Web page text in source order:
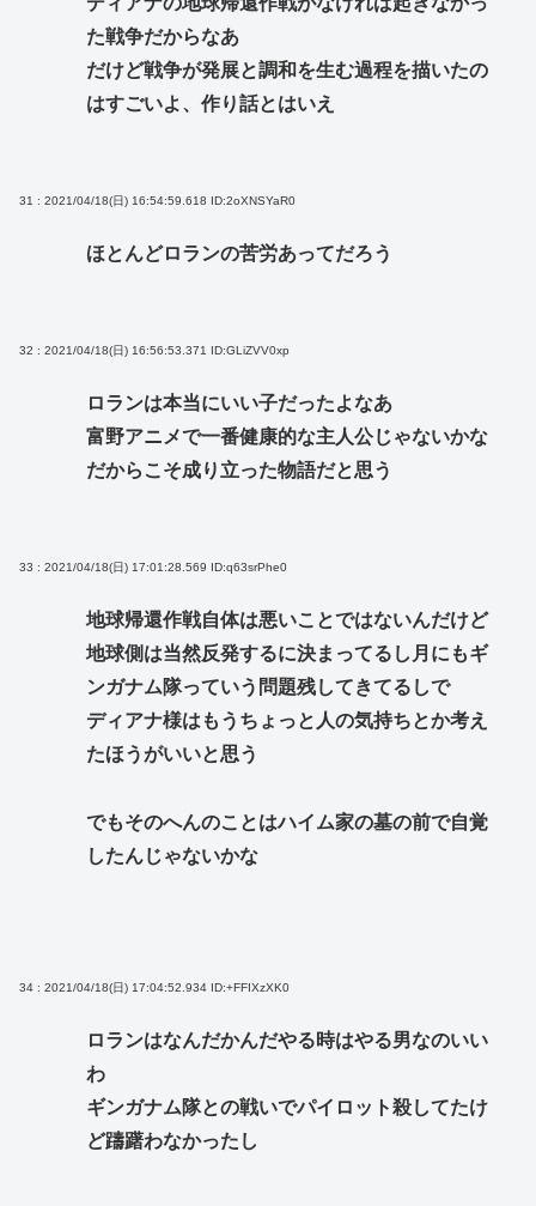
た戦争だからなあ
だけど戦争が発展と調和を生む過程を描いたの
はすごいよ、作り話とはいえ
31 : 2021/04/18(日) 16:54:59.618 ID:2oXNSYaR0
ほとんどロランの苦労あってだろう
32 : 2021/04/18(日) 16:56:53.371 ID:GLiZVV0xp
ロランは本当にいい子だったよなあ
富野アニメで一番健康的な主人公じゃないかな
だからこそ成り立った物語だと思う
33 : 2021/04/18(日) 17:01:28.569 ID:q63srPhe0
地球帰還作戦自体は悪いことではないんだけど
地球側は当然反発するに決まってるし月にもギ
ンガナム隊っていう問題残してきてるしで
ディアナ様はもうちょっと人の気持ちとか考え
たほうがいいと思う
でもそのへんのことはハイム家の墓の前で自覚
したんじゃないかな
34 : 2021/04/18(日) 17:04:52.934 ID:+FFIXzXK0
ロランはなんだかんだやる時はやる男なのいい
わ
ギンガナム隊との戦いでパイロット殺してたけ
ど躊躇わなかったし